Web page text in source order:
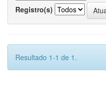
Registro(s)
Resultado 1-1 de 1.